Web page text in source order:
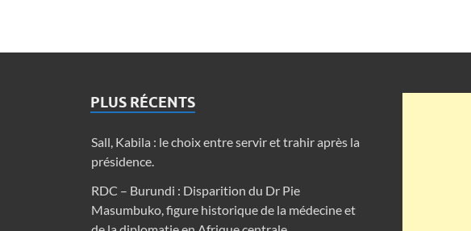
PLUS RÉCENTS
Sall, Kabila : le choix entre servir et trahir après la
présidence.
RDC – Burundi : Disparition du Dr Pie
Masumbuko, figure historique de la médecine et